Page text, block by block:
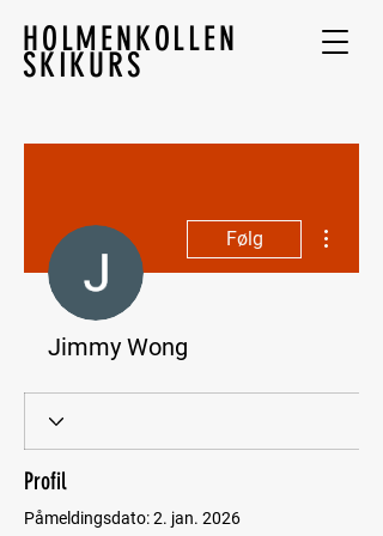
HOLMENKOLLEN
SKIKURS
Følg
Jimmy Wong
Profil
Påmeldingsdato: 2. jan. 2026